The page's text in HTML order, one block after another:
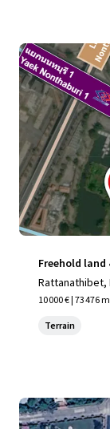
Freehold
Rattanathibet,
10 000 € | 73 476
Terrain